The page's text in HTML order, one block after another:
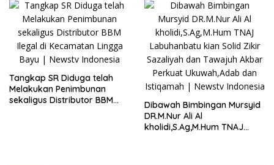
Tangkap SR Diduga telah
Melakukan Penimbunan
sekaligus Distributor BBM
Dibawah Bimbingan Mursyid
DR.M.Nur Ali Al
kholidi,S.Ag,M.Hum TNAJ